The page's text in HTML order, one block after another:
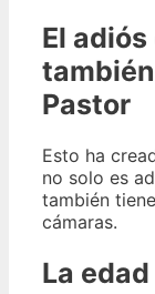
El
Pastor
Esto ha
no solo es
también
cámaras.
La